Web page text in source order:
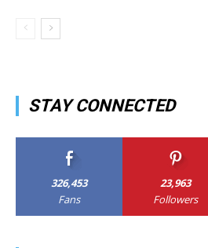
STAY CONNECTED
326,453
Fans
23,963
Followers